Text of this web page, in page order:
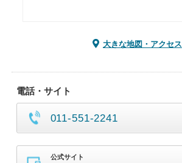
大きな地図・アクセス
電話・サイト
011-551-2241
公式サイト